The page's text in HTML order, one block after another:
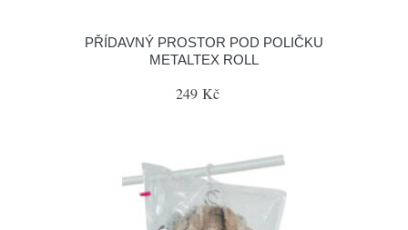
PŘÍDAVNÝ PROSTOR POD POLIČKU
METALTEX ROLL
249 Kč